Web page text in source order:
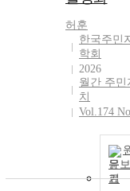
허훈
한국주민
학회
2026
월간 주민
치
Vol.174
문보
기